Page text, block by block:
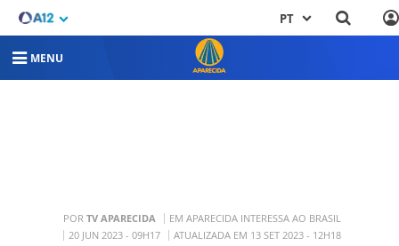
PT
MENU
POR TV APARECIDA
EM APARECIDA INTERESSA AO BRASIL
20 JUN 2023 - 09H17
ATUALIZADA EM 13 SET 2023 - 12H18